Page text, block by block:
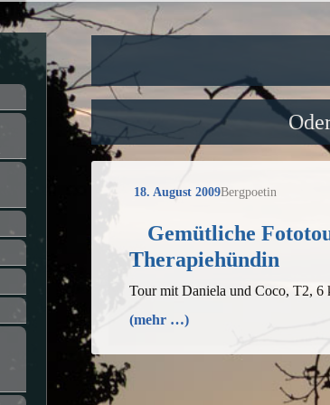
18. August 2009Bergpoetin
Gemütliche
Therapiehündin
Tour mit Daniela und Coco, T2, 6
(mehr …)